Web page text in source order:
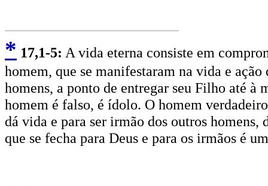
* 17,1-5: A vida eterna consiste em
homem, que se manifestaram na vida e
homens, a ponto de entregar seu Filho até à
homem é falso, é ídolo. O homem
dá vida e para ser irmão dos outros
que se fecha para Deus e para os irmãos é